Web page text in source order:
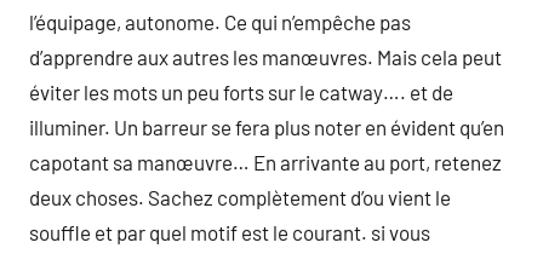
l’équipage, autonome. Ce qui n’empêche pas
d’apprendre aux autres les manœuvres. Mais cela peut
éviter les mots un peu forts sur le catway…. et de
illuminer. Un barreur se fera plus noter en évident qu’en
capotant sa manœuvre… En arrivante au port, retenez
deux choses. Sachez complètement d’ou vient le
souffle et par quel motif est le courant. si vous